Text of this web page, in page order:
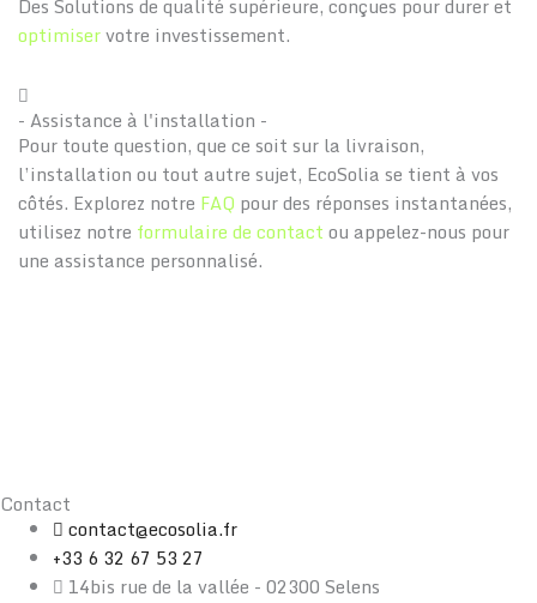
Des Solutions de qualité supérieure, conçues pour durer et
optimiservotre investissement.
- Assistance à l'installation -
Pour toute question, que ce soit sur la livraison,
l’installation ou tout autre sujet, EcoSolia se tient à vos
côtés. Explorez notre FAQ pour des réponses instantanées,
utilisez notre formulaire de contact ou appelez-nous pour
une assistance personnalisé.
Contact
contact@ecosolia.fr
+33 6 32 67 53 27
14bis rue de la vallée - 02300 Selens